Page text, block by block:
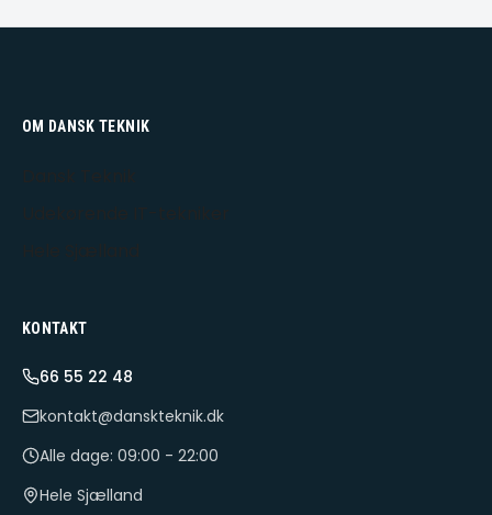
OM DANSK TEKNIK
KONTAKT
66 55 22 48
kontakt@danskteknik.dk
Alle dage: 09:00 - 22:00
Hele Sjælland